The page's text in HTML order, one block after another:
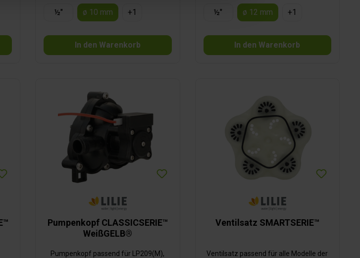
½"
ø 10 mm +1
In den Warenkorb
½"
ø 12 mm +1
In den Warenkorb
Pumpenkopf CLASSICSERIE™
WeißGELB®
Pumpenkopf passend für LP209(M),
Ventilsatz SMARTSERIE™
Ventilsatz passend für alle Modelle der